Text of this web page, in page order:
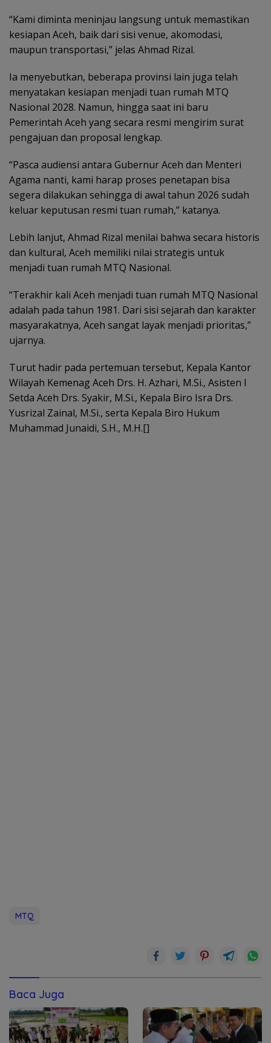
“Kami diminta meninjau langsung untuk memastikan
kesiapan Aceh, baik dari sisi venue, akomodasi,
maupun transportasi,” jelas Ahmad Rizal.
Ia menyebutkan, beberapa provinsi lain juga telah
menyatakan kesiapan menjadi tuan rumah MTQ
Nasional 2028. Namun, hingga saat ini baru
Pemerintah Aceh yang secara resmi mengirim surat
pengajuan dan proposal lengkap.
“Pasca audiensi antara Gubernur Aceh dan Menteri
Agama nanti, kami harap proses penetapan bisa
segera dilakukan sehingga di awal tahun 2026 sudah
keluar keputusan resmi tuan rumah,” katanya.
Lebih lanjut, Ahmad Rizal menilai bahwa secara historis
dan kultural, Aceh memiliki nilai strategis untuk
menjadi tuan rumah MTQ Nasional.
“Terakhir kali Aceh menjadi tuan rumah MTQ Nasional
adalah pada tahun 1981. Dari sisi sejarah dan karakter
masyarakatnya, Aceh sangat layak menjadi prioritas,”
ujarnya.
Turut hadir pada pertemuan tersebut, Kepala Kantor
Wilayah Kemenag Aceh Drs. H. Azhari, M.Si., Asisten I
Setda Aceh Drs. Syakir, M.Si., Kepala Biro Isra Drs.
Yusrizal Zainal, M.Si., serta Kepala Biro Hukum
Muhammad Junaidi, S.H., M.H.[]
MTQ
Baca Juga